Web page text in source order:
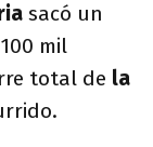
sacó un
mil
total de la